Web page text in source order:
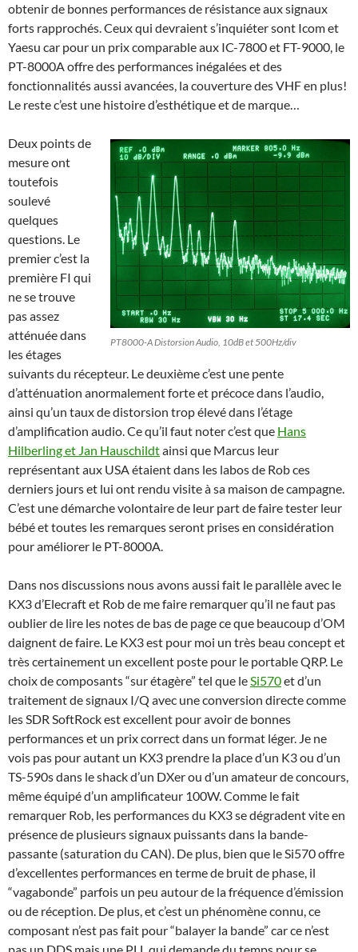
obtenir de bonnes performances de résistance aux signaux
forts rapprochés. Ceux qui devraient s’inquiéter sont Icom et
Yaesu car pour un prix comparable aux IC-7800 et FT-9000, le
PT-8000A offre des performances inégalées et des
fonctionnalités aussi avancées, la couverture des VHF en plus!
Le reste c’est une histoire d’esthétique et de marque…
PT8000-A Distorsion Audio, 10dB et 500Hz/div
Deux points de
mesure ont
toutefois
soulevé
quelques
questions. Le
premier c’est la
première FI qui
ne se trouve
pas assez
atténuée dans
les étages
suivants du récepteur. Le deuxième c’est une pente
d’atténuation anormalement forte et précoce dans l’audio,
ainsi qu’un taux de distorsion trop élevé dans l’étage
d’amplification audio. Ce qu’il faut noter c’est que Hans
Hilberling et Jan Hauschildtainsi que Marcus leur
représentant aux USA étaient dans les labos de Rob ces
derniers jours et lui ont rendu visite à sa maison de campagne.
C’est une démarche volontaire de leur part de faire tester leur
bébé et toutes les remarques seront prises en considération
pour améliorer le PT-8000A.
Dans nos discussions nous avons aussi fait le parallèle avec le
KX3 d’Elecraft et Rob de me faire remarquer qu’il ne faut pas
oublier de lire les notes de bas de page ce que beaucoup d’OM
daignent de faire. Le KX3 est pour moi un très beau concept et
très certainement un excellent poste pour le portable QRP. Le
choix de composants “sur étagère” tel que leSi570et d’un
traitement de signaux I/Q avec une conversion directe comme
les SDR SoftRock est excellent pour avoir de bonnes
performances et un prix correct dans un format léger. Je ne
vois pas pour autant un KX3 prendre la place d’un K3 ou d’un
TS-590s dans le shack d’un DXer ou d’un amateur de concours,
même équipé d’un amplificateur 100W. Comme le fait
remarquer Rob, les performances du KX3 se dégradent vite en
présence de plusieurs signaux puissants dans la bande-
passante (saturation du CAN). De plus, bien que le Si570 offre
d’excellentes performances en terme de bruit de phase, il
“vagabonde” parfois un peu autour de la fréquence d’émission
ou de réception. De plus, et c’est un phénomène connu, ce
composant n’est pas fait pour “balayer la bande” car ce n’est